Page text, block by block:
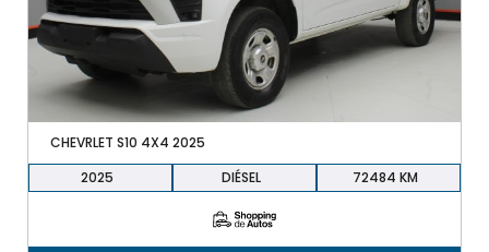
+598 91 372 694
CHEVRLET S10 4X4 2025
2025
DIÉSEL 72484